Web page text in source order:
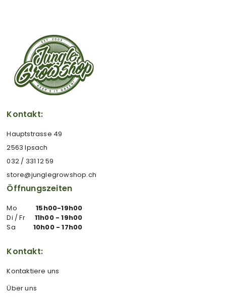
Kontakt:
Hauptstrasse 49
2563 Ipsach
032 / 331 12 59
store@junglegrowshop.ch
Öffnungszeiten
Mo
15h00-19h00
Di / Fr
11h00 - 19h00
Sa
10h00 - 17h00
Kontakt:
Kontaktiere uns
Über uns